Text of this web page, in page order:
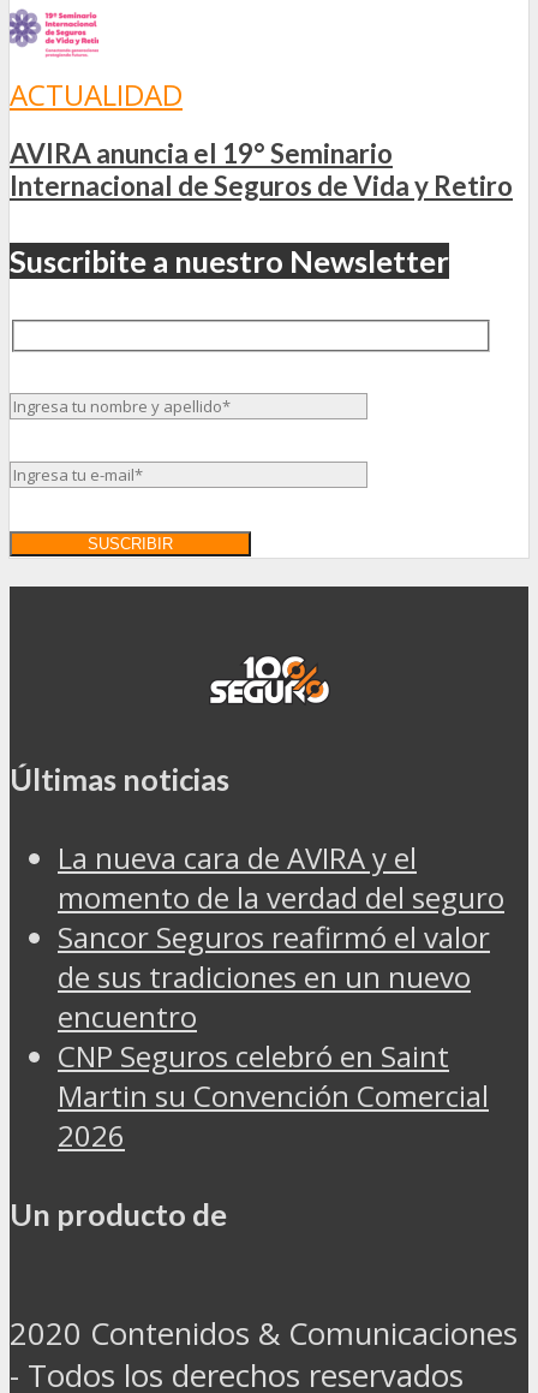
ACTUALIDAD
AVIRA anuncia el 19° Seminario
Internacional de Seguros de Vida y Retiro
Suscribite a nuestro Newsletter
Últimas noticias
La nueva cara de AVIRA y el
momento de la verdad del seguro
Sancor Seguros reafirmó el valor
de sus tradiciones en un nuevo
encuentro
CNP Seguros celebró en Saint
Martin su Convención Comercial
2026
Un producto de
2020 Contenidos & Comunicaciones
- Todos los derechos reservados